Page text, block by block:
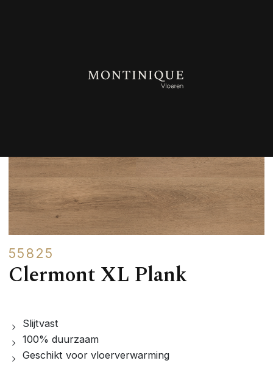
55825
Clermont XL Plank
Slijtvast
100% duurzaam
Geschikt voor vloerverwarming